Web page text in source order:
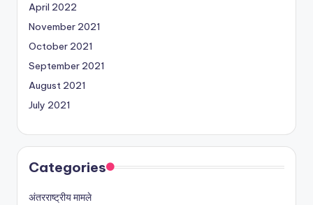
April 2022
November 2021
October 2021
September 2021
August 2021
July 2021
Categories
अंतरराष्ट्रीय मामले